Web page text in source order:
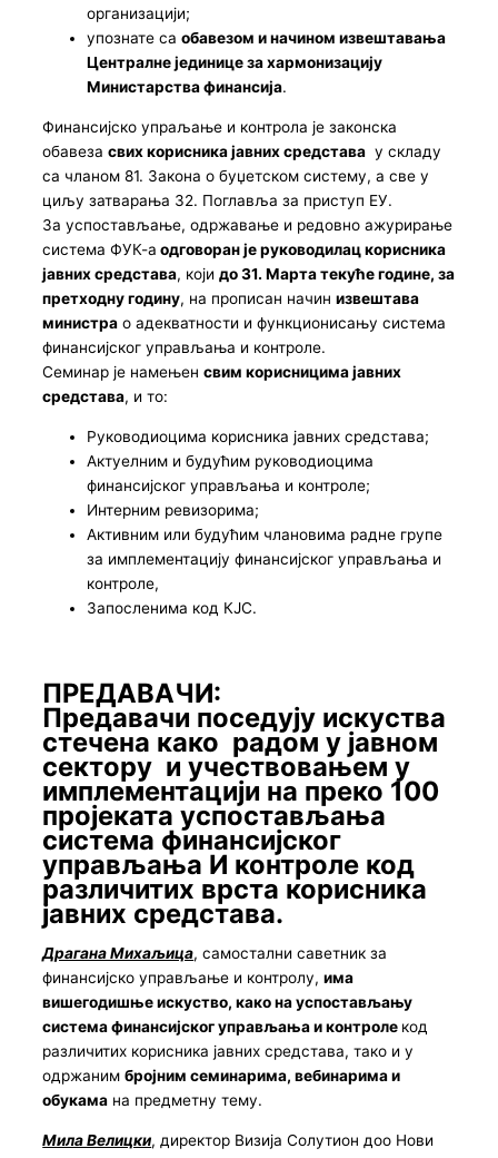
организацији;
упознате саобавезом и начином извештавања
Централне јединице за хармонизацију
Министарства финансија.
Финансијско упраљање и контрола је законска
обавезасвих корисника јавних средстава у складу
са чланом 81. Закона о буџетском систему, а све у
циљу затварања 32. Поглавља за приступ ЕУ.
За успостављање, одржавање и редовно ажурирање
система ФУК-а одговоран је руководилац корисника
јавних средстава, којидо 31. Марта текуће године, за
претходну годину, на прописан начинизвештава
министра о адекватности и функционисању система
финансијског управљања и контроле.
Семинар је намењенсвим корисницима јавних
средстава, и то:
Руководиоцима корисника јавних средстава;
Актуелним и будућим руководиоцима
финансијског управљања и контроле;
Интерним ревизорима;
Активним или будућим члановима радне групе
за имплементацију финансијског управљања и
контроле,
Запосленима код КЈС.
ПРЕДАВАЧИ:
Предавачи поседују искуства
стечена како радом у јавном
сектору иучествовањем у
имплементацији на преко 100
пројеката успостављања
система финансијског
управљања И контроле код
различитих врста корисника
јавних средстава.
Драгана Михаљица, самостални саветник за
финансијско управљање и контролу,има
вишегодишње искуство, како на успостављању
система финансијског управљања и контроле код
различитих корисника јавних средстава, тако и у
одржанимбројним семинарима, вебинарима и
обукама на предметну тему.
Мила Велицки, директор Визија Солутион доо Нови